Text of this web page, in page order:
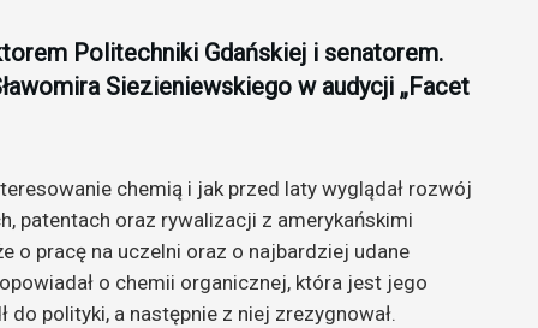
Politechniki Gdańskiej i senatorem.
Siezieniewskiego w audycji „Facet
chemią i jak przed laty wyglądał rozwój
patentach oraz rywalizacji z amerykańskimi
o pracę na uczelni oraz o najbardziej udane
o chemii organicznej, która jest jego
polityki, a następnie z niej zrezygnował.